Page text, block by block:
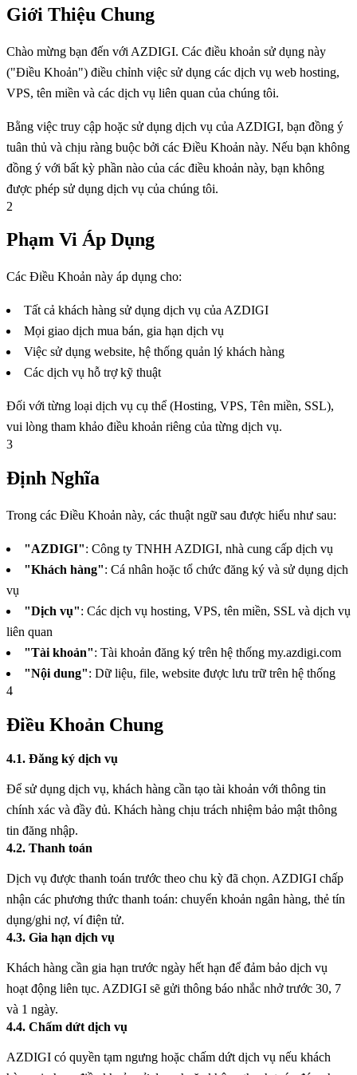
Giới Thiệu Chung
Chào mừng bạn đến với AZDIGI. Các điều khoản sử dụng này
("Điều Khoản") điều chỉnh việc sử dụng các dịch vụ web hosting,
VPS, tên miền và các dịch vụ liên quan của chúng tôi.
Bằng việc truy cập hoặc sử dụng dịch vụ của AZDIGI, bạn đồng ý
tuân thủ và chịu ràng buộc bởi các Điều Khoản này. Nếu bạn không
đồng ý với bất kỳ phần nào của các điều khoản này, bạn không
được phép sử dụng dịch vụ của chúng tôi.
2
Phạm Vi Áp Dụng
Các Điều Khoản này áp dụng cho:
Tất cả khách hàng sử dụng dịch vụ của AZDIGI
Mọi giao dịch mua bán, gia hạn dịch vụ
Việc sử dụng website, hệ thống quản lý khách hàng
Các dịch vụ hỗ trợ kỹ thuật
Đối với từng loại dịch vụ cụ thể (Hosting, VPS, Tên miền, SSL),
vui lòng tham khảo điều khoản riêng của từng dịch vụ.
3
Định Nghĩa
Trong các Điều Khoản này, các thuật ngữ sau được hiểu như sau:
"AZDIGI": Công ty TNHH AZDIGI, nhà cung cấp dịch vụ
"Khách hàng": Cá nhân hoặc tổ chức đăng ký và sử dụng dịch
vụ
"Dịch vụ": Các dịch vụ hosting, VPS, tên miền, SSL và dịch vụ
liên quan
"Tài khoản": Tài khoản đăng ký trên hệ thống my.azdigi.com
"Nội dung": Dữ liệu, file, website được lưu trữ trên hệ thống
4
Điều Khoản Chung
4.1. Đăng ký dịch vụ
Để sử dụng dịch vụ, khách hàng cần tạo tài khoản với thông tin
chính xác và đầy đủ. Khách hàng chịu trách nhiệm bảo mật thông
tin đăng nhập.
4.2. Thanh toán
Dịch vụ được thanh toán trước theo chu kỳ đã chọn. AZDIGI chấp
nhận các phương thức thanh toán: chuyển khoản ngân hàng, thẻ tín
dụng/ghi nợ, ví điện tử.
4.3. Gia hạn dịch vụ
Khách hàng cần gia hạn trước ngày hết hạn để đảm bảo dịch vụ
hoạt động liên tục. AZDIGI sẽ gửi thông báo nhắc nhở trước 30, 7
và 1 ngày.
4.4. Chấm dứt dịch vụ
AZDIGI có quyền tạm ngưng hoặc chấm dứt dịch vụ nếu khách